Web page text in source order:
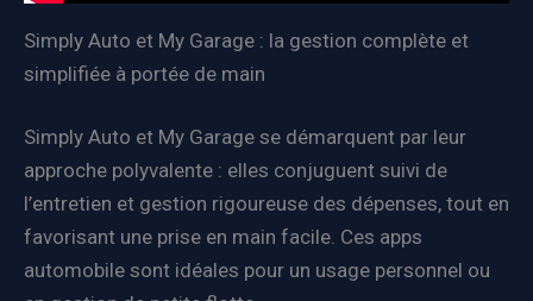
Simply Auto et My Garage : la gestion complète et
simplifiée à portée de main
Simply Auto et My Garage se démarquent par leur
approche polyvalente : elles conjuguent suivi de
l’entretien et gestion rigoureuse des dépenses, tout en
favorisant une prise en main facile. Ces apps
automobile sont idéales pour un usage personnel ou